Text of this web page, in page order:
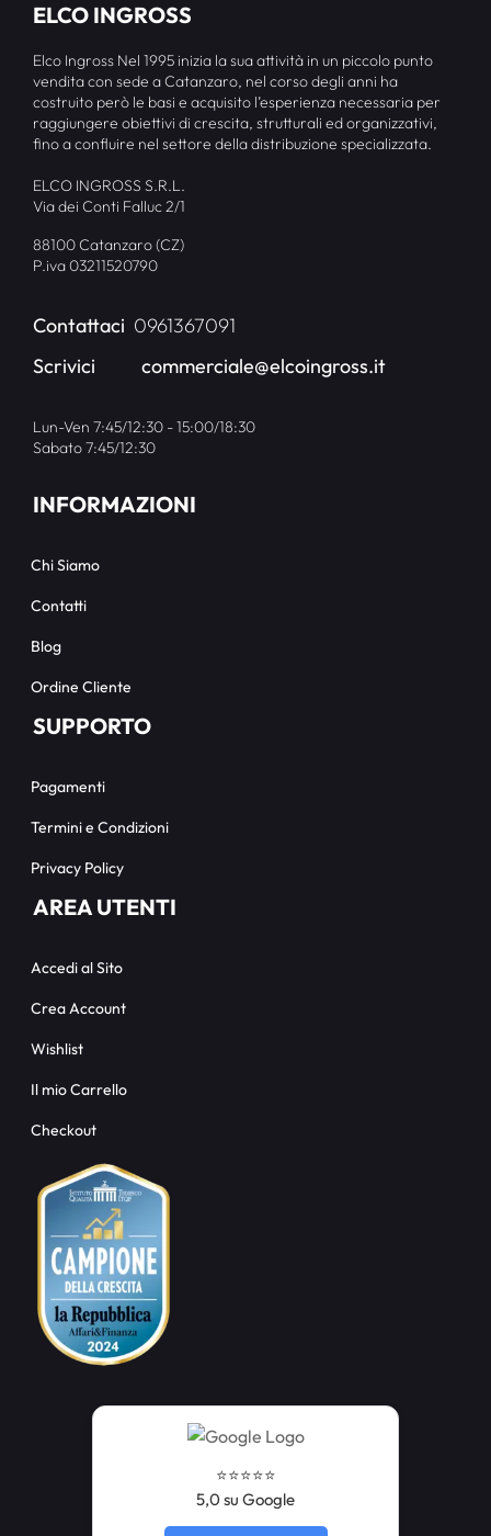
ELCO INGROSS
Elco Ingross Nel 1995 inizia la sua attività in un piccolo punto
vendita con sede a Catanzaro, nel corso degli anni ha
costruito però le basi e acquisito l’esperienza necessaria per
raggiungere obiettivi di crescita, strutturali ed organizzativi,
fino a confluire nel settore della distribuzione specializzata.
ELCO INGROSS S.R.L.
Via dei Conti Falluc 2/1
88100 Catanzaro (CZ)
P.iva 03211520790
Contattaci 0961367091
Scrivici
commerciale@elcoingross.it
Lun-Ven 7:45/12:30 - 15:00/18:30
Sabato 7:45/12:30
INFORMAZIONI
Chi Siamo
Contatti
Blog
Ordine Cliente
SUPPORTO
Pagamenti
Termini e Condizioni
Privacy Policy
AREA UTENTI
Accedi al Sito
Crea Account
Wishlist
Il mio Carrello
Checkout
⭐️⭐️⭐️⭐️⭐️
5,0 su Google